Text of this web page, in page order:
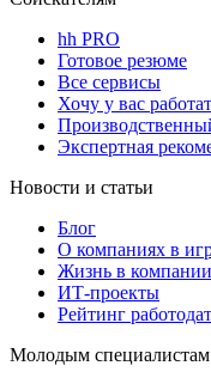
hh PRO
Готовое резюме
Все сервисы
Хочу у вас
Экспертная
Новости и статьи
Блог
О компаниях в
Жизнь в компании
ИТ-проекты
Рейтинг
Молодым специалистам